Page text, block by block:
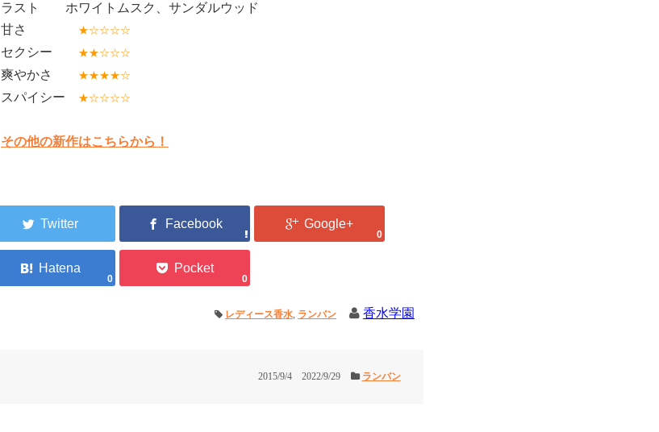
ラスト ホワイトムスク、サンダルウッド
甘さ
★☆☆☆☆
セクシー ★★☆☆☆
爽やかさ ★★★★☆
スパイシー ★☆☆☆☆
その他の新作はこちらから！
0
0 0
レディース香水, ランバン 香水学園
2015/9/4 2022/9/29 ランバン